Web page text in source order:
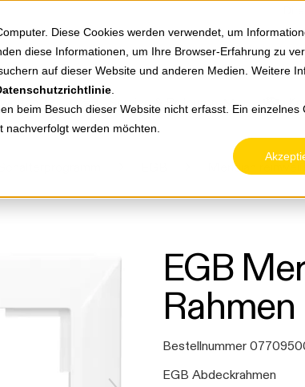
Diese Cookies werden verwendet, um
diese Informationen, um Ihre Browser-Erfahrung zu
auf dieser Website und anderen Medien. Weitere
beim Besuch dieser Website nicht erfasst. Ein einzelnes
werden möchten.
Service & Retouren
Meridian reinweiß
EGB
Bestellnummer
EGB Abdeckrahmen